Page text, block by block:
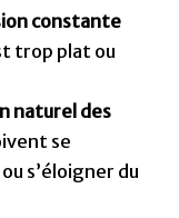
constante
trop plat ou
naturel des
se
s’éloigner du